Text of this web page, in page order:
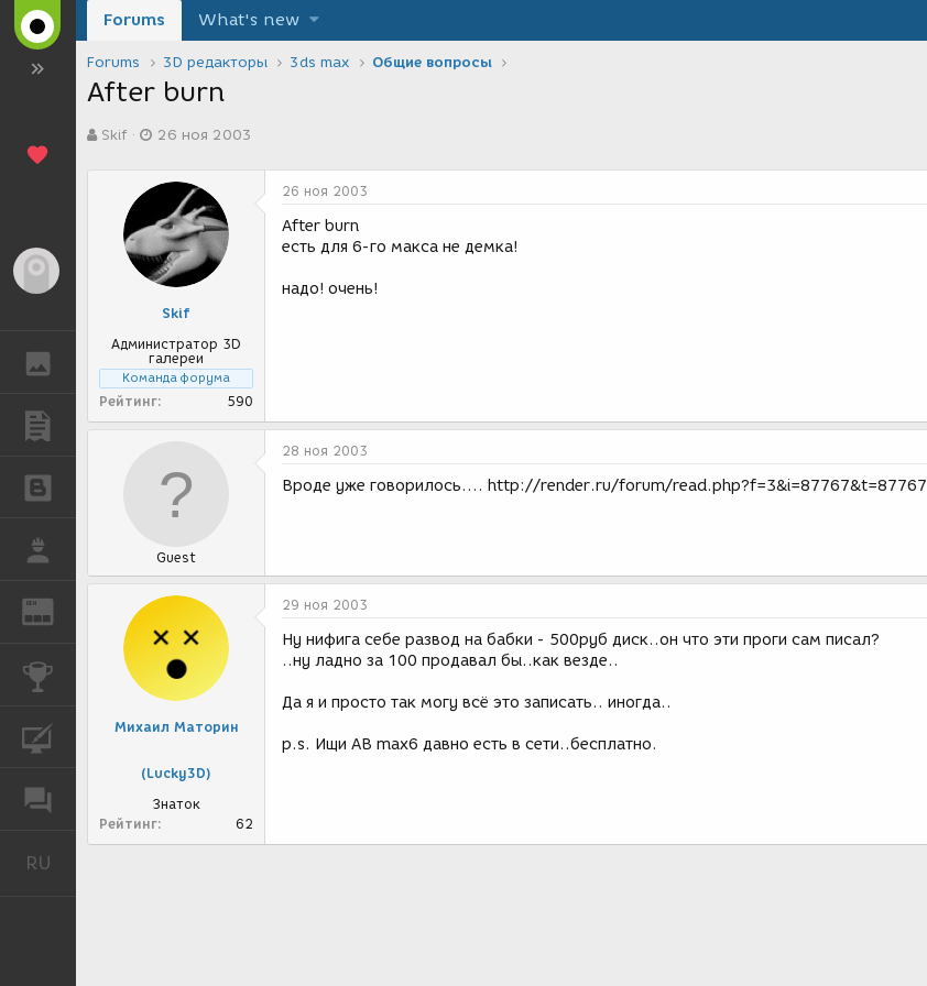
ПУБЛИКАЦИИ
REN ЖУРНАЛ
КОНКУРСЫ
КУРСЫ
RU
Forums What's new
Forums 3D редакторы 3ds max Общие вопросы
After burn
в
Skif
а
а
о
з
д
а
и
я
26 ноя 2003
Skif
Администратор 3D
галереи
Команда форума
Рейтинг 590
26 ноя 2003
After burn
есть для 6-го макса не демка!
надо! очень!
Guest
28 ноя 2003
Вроде уже говорилось.... http://render.ru/forum/read.php?f=3&i=87767&t=87767
Михаил Маторин
(Lucky3D)
Знаток
Рейтинг
62
29 ноя 2003
Ну нифига себе развод на бабки - 500руб диск..он что эти проги сам писал?
..ну ладно за 100 продавал бы..как везде..
Да я и просто так могу всё это записать.. иногда..
p.s. Ищи AB max6 давно есть в сети..бесплатно.